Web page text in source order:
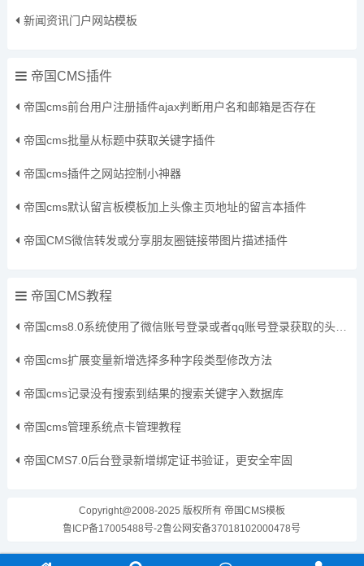
新闻资讯门户网站模板
帝国CMS插件
帝国cms前台用户注册插件ajax判断用户名和邮箱是否存在
帝国cms批量从标题中获取关键字插件
帝国cms插件之网站控制小神器
帝国cms默认留言板模板加上头像主页地址的留言本插件
帝国CMS微信转发或分享朋友圈链接带图片描述插件
帝国CMS教程
帝国cms8.0系统使用了微信账号登录或者qq账号登录获取的头像保存到本地方法
帝国cms扩展变量新增选择多种字段类型修改方法
帝国cms记录没有搜索到结果的搜索关键字入数据库
帝国cms管理系统点卡管理教程
帝国CMS7.0后台登录新增绑定证书验证，更安全牢固
Copyright@2008-2025 版权所有 帝国CMS模板
鲁ICP备17005488号-2鲁公网安备37018102000478号